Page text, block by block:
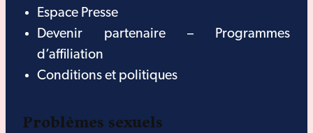
Espace Presse
Devenir partenaire – Programmes
d’affiliation
Conditions et politiques
Problèmes sexuels